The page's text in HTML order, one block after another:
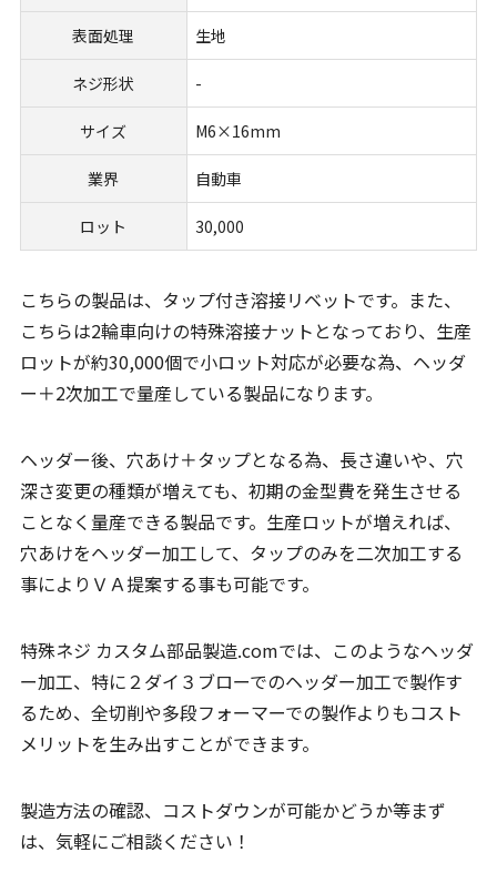
表面処理 生地
ネジ形状 -
サイズ M6×16mm
業界 自動車
ロット 30,000
こちらの製品は、タップ付き溶接リベットです。また、
こちらは2輪車向けの特殊溶接ナットとなっており、生産
ロットが約30,000個で小ロット対応が必要な為、ヘッダ
ー＋2次加工で量産している製品になります。
ヘッダー後、穴あけ＋タップとなる為、長さ違いや、穴
深さ変更の種類が増えても、初期の金型費を発生させる
ことなく量産できる製品です。生産ロットが増えれば、
穴あけをヘッダー加工して、タップのみを二次加工する
事によりＶＡ提案する事も可能です。
特殊ネジ カスタム部品製造.comでは、このようなヘッダ
ー加工、特に２ダイ３ブローでのヘッダー加工で製作す
るため、全切削や多段フォーマーでの製作よりもコスト
メリットを生み出すことができます。
製造方法の確認、コストダウンが可能かどうか等まず
は、気軽にご相談ください！